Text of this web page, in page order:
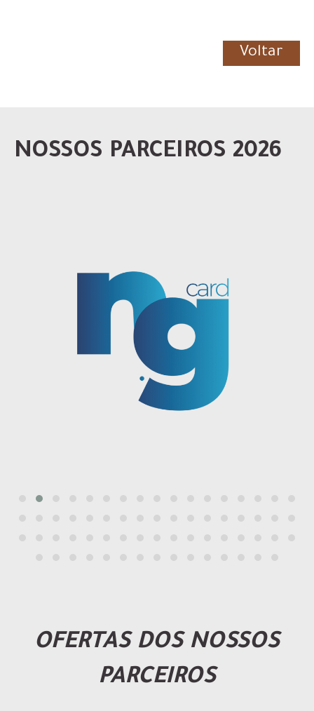
Voltar
NOSSOS PARCEIROS 2026
OFERTAS DOS NOSSOS
PARCEIROS